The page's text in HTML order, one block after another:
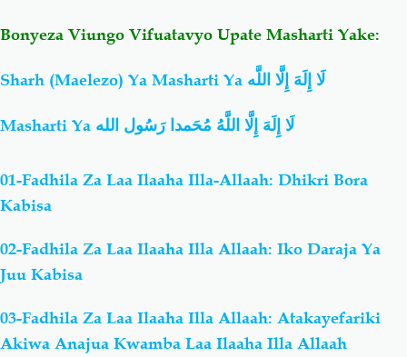
Bonyeza Viungo Vifuatavyo Upate Masharti Yake:
Sharh (Maelezo) Ya Masharti Ya لَا إِلَهَ إِلَّا اللَّه
Masharti Ya لَا إِلَهَ إِلَّا اللَّهُ مُحَمدا رَسُول الله
01-Fadhila Za Laa Ilaaha Illa-Allaah: Dhikri Bora
Kabisa
02-Fadhila Za Laa Ilaaha Illa Allaah: Iko Daraja Ya
Juu Kabisa
03-Fadhila Za Laa Ilaaha Illa Allaah: Atakayefariki
Akiwa Anajua Kwamba Laa Ilaaha Illa Allaah